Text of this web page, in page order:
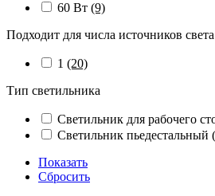
60 Вт (9)
Подходит для числа источников света
1 (20)
Тип светильника
Светильник для рабочего
Светильник пьедестальный
Показать
Сбросить